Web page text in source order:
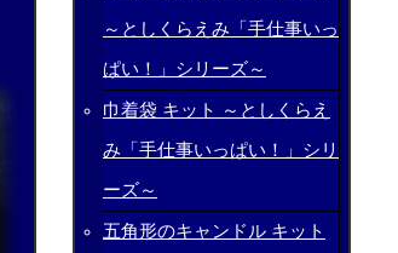
～としくらえみ「手仕事いっ
ぱい！」シリーズ～
巾着袋 キット ～としくらえ
み「手仕事いっぱい！」シリ
ーズ～
五角形のキャンドル キット